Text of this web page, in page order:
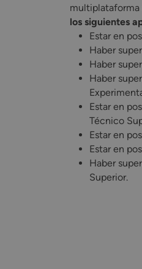
multiplataforma
los siguientes
Estar en
Haber
Haber
Haber
Estar en
Técnico
Estar en
Estar en
Haber
Superior.